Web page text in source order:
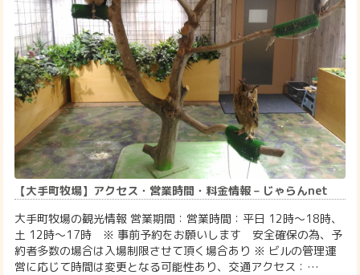
【大手町牧場】アクセス・営業時間・料金情報 – じゃらんnet
大手町牧場の観光情報 営業期間：営業時間：平日 12時～18時、
土 12時～17時 ※ 事前予約をお願いします 安全確保の為、予
約者多数の場合は入場制限させて頂く場合あり ※ ビルの管理運
営に応じて時間は変更となる可能性あり、交通アクセス：…